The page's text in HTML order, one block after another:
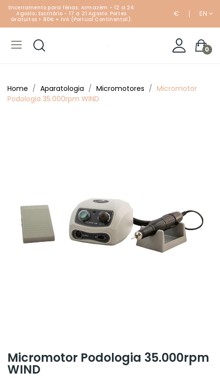
Encerramento para férias: Armazém - 12 a 24
Agosto; Escritório - 17 a 21 Agosto. Portes
Gratuitos > 80€ + IVA (Portual Continental).
€ EN
0
Home Aparatologia Micromotores
Micromotor
Podologia 35.000rpm WIND
Micromotor Podologia 35.000rpm
WIND